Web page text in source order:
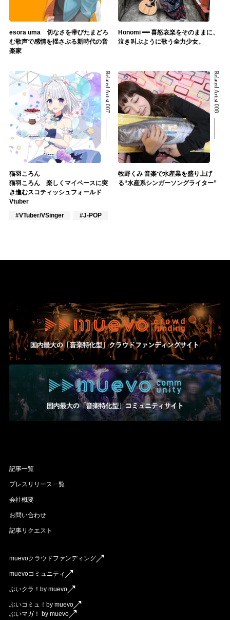
esora uma 切なさを帯びたまどろ
む歌声で感情を揺さぶる新時代の音
楽家
Honomi ━━ 喜怒哀楽をそのままに、
泣き叫ぶように歌う全力少女。
Related Artist 007
猫羽ころん
猫羽ころん 楽しくマイペースに突
き進むスコティッシュフォールド
Vtuber
#VTuber/VSinger
#J-POP
Related Artist 008
牧野くみ 音楽で水産業を盛り上げ
る“水産系シンガーソングライター”
記事一覧
プレスリリース一覧
会社概要
お問い合わせ
記事リクエスト
muevoクラウドファンディング
muevoコミュニティ
ぶいクラ！by muevo
ぶいコミュ！by muevo
ぶいマガ！ by muevo